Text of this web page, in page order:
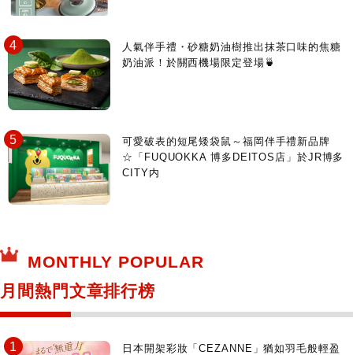
人氣伴手禮・砂糖奶油樹推出抹茶口味的焦糖
奶油派！於關西機場限定登場🍵
可愛破表的短尾矮袋鼠～福岡伴手禮新品牌
☆「FUQUOKKA 博多DEITOS店」於JR博多
CITY内
MONTHLY POPULAR
月間熱門文章排行榜
日本開架彩妝「CEZANNE」猶如羽毛般輕盈